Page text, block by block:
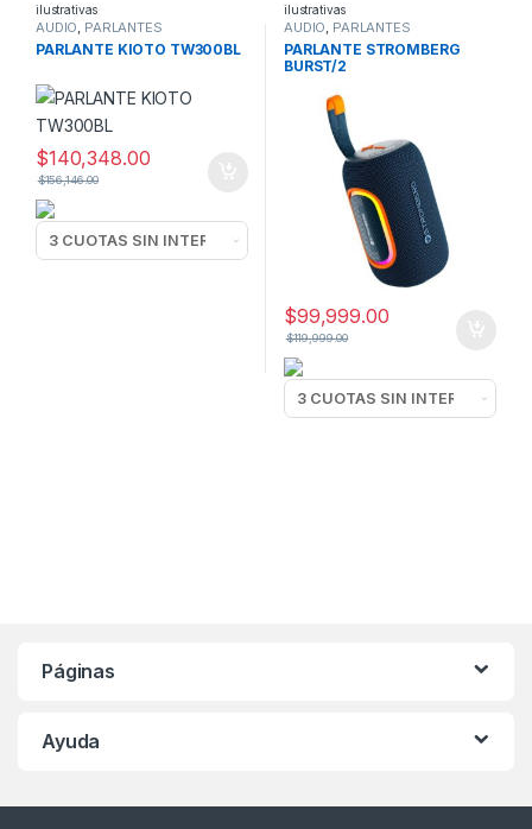
ilustrativas
AUDIO, PARLANTES
POTENCIADOS
PARLANTE KIOTO TW300BL
$140,348.00
$156,146.00
ilustrativas
AUDIO, PARLANTES
POTENCIADOS
PARLANTE STROMBERG
BURST/2
$99,999.00
$119,999.00
Páginas
Ayuda